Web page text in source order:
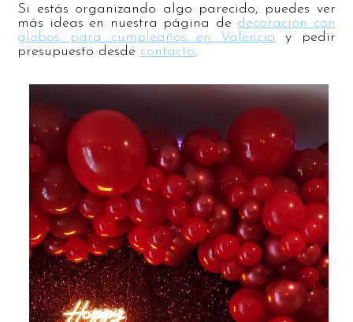
Si estás organizando algo parecido, puedes ver
más ideas en nuestra página de decoración con
globos para cumpleaños en Valencia
y pedir
presupuesto desde contacto.